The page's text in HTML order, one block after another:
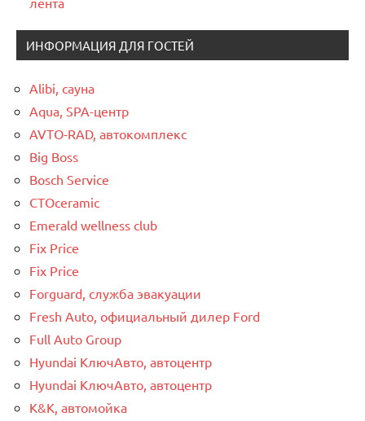
ИНФОРМАЦИЯ ДЛЯ ГОСТЕЙ
Alibi, сауна
Aqua, SPA-центр
AVTO-RAD, автокомплекс
Big Boss
Bosch Service
CTOceramic
Emerald wellness club
Fix Price
Fix Price
Forguard, служба эвакуации
Fresh Auto, официальный дилер Ford
Full Auto Group
Hyundai КлючАвто, автоцентр
Hyundai КлючАвто, автоцентр
K&K, автомойка